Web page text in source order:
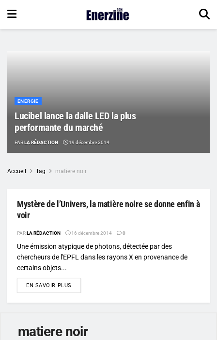
ENERGIE
Lucibel lance la dalle LED la plus
performante du marché
PARLA RÉDACTION 19 décembre 2014
Accueil Tag matiere noir
Mystère de l’Univers, la matière noire se donne enfin à
voir
PARLA RÉDACTION 16 décembre 2014 0
Une émission atypique de photons, détectée par des
chercheurs de l'EPFL dans les rayons X en provenance de
certains objets...
EN SAVOIR PLUS
matiere noir